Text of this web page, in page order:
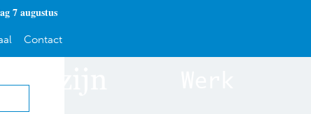
7 augustus
Contact